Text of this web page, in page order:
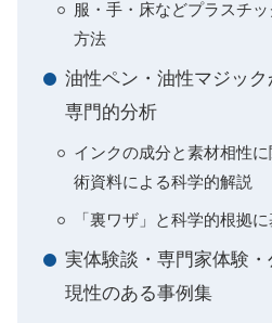
服・手・床などプラスチ
方法
油性ペン・油性マジッ
専門的分析
インクの成分と素材相性
術資料による科学的解説
「裏ワザ」と科学的根拠
実体験談・専門家体験
現性のある事例集